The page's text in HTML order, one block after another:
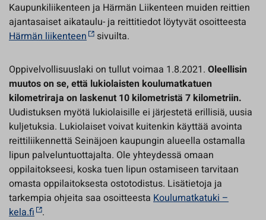
Kaupunkiliikenteen ja Härmän Liikenteen muiden reittien
ajantasaiset aikataulu- ja reittitiedot löytyvät osoitteesta
Härmän liikenteen
sivuilta.
Oppivelvollisuuslaki on tullut voimaa 1.8.2021. Oleellisin
muutos on se, että lukiolaisten koulumatkatuen
kilometriraja on laskenut 10 kilometristä 7 kilometriin.
Uudistuksen myötä lukiolaisille ei järjestetä erillisiä, uusia
kuljetuksia. Lukiolaiset voivat kuitenkin käyttää avointa
reittiliikennettä Seinäjoen kaupungin alueella ostamalla
lipun palveluntuottajalta. Ole yhteydessä omaan
oppilaitokseesi, koska tuen lipun ostamiseen tarvitaan
omasta oppilaitoksesta ostotodistus. Lisätietoja ja
tarkempia ohjeita saa osoitteesta Koulumatkatuki –
kela.fi .